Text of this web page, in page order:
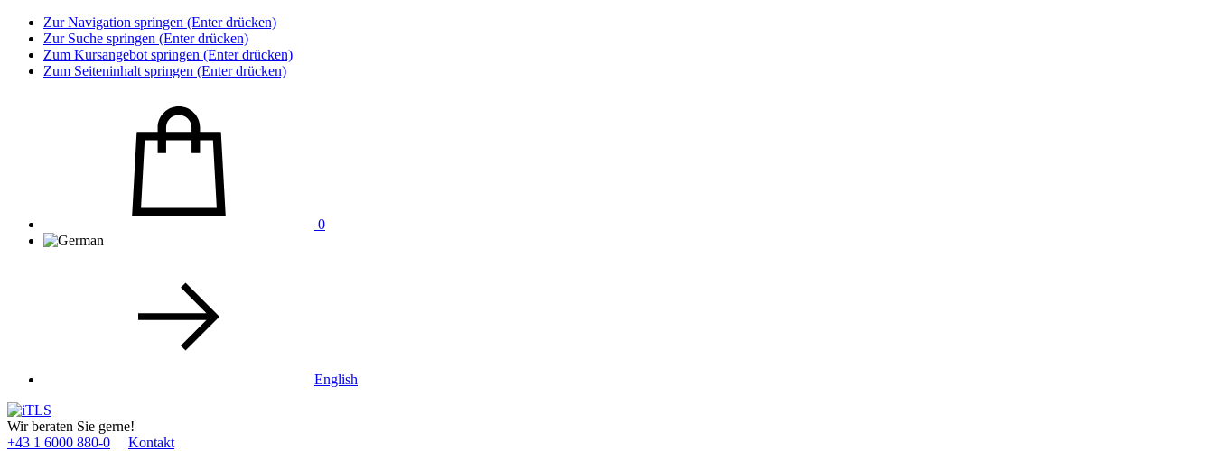
Zur Navigation springen (Enter drücken)
Zur Suche springen (Enter drücken)
Zum Kursangebot springen (Enter drücken)
Zum Seiteninhalt springen (Enter drücken)
0
English
Wir beraten Sie gerne!
+43 1 6000 880­-0
Kontakt